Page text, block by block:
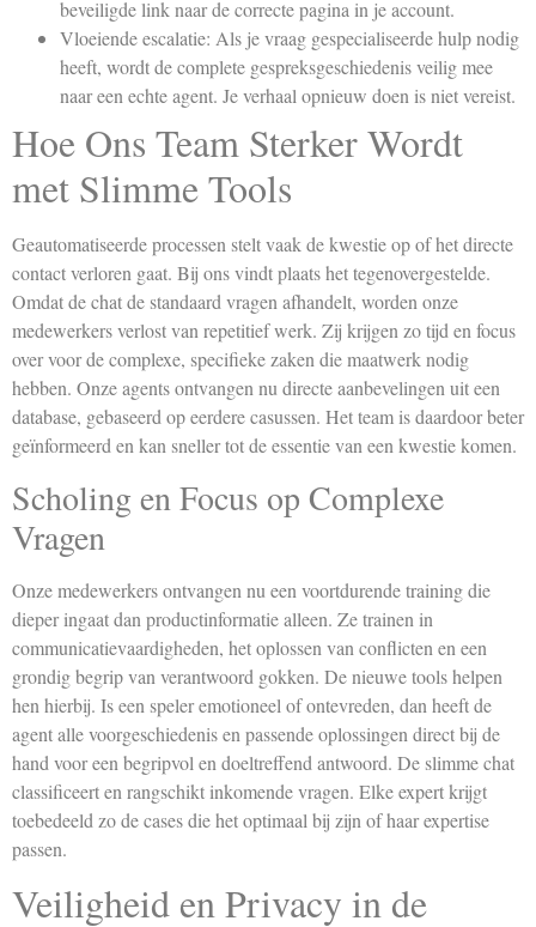
beveiligde link naar de correcte pagina in je account.
Vloeiende escalatie: Als je vraag gespecialiseerde hulp nodig
heeft, wordt de complete gespreksgeschiedenis veilig mee
naar een echte agent. Je verhaal opnieuw doen is niet vereist.
Hoe Ons Team Sterker Wordt
met Slimme Tools
Geautomatiseerde processen stelt vaak de kwestie op of het directe
contact verloren gaat. Bij ons vindt plaats het tegenovergestelde.
Omdat de chat de standaard vragen afhandelt, worden onze
medewerkers verlost van repetitief werk. Zij krijgen zo tijd en focus
over voor de complexe, specifieke zaken die maatwerk nodig
hebben. Onze agents ontvangen nu directe aanbevelingen uit een
database, gebaseerd op eerdere casussen. Het team is daardoor beter
geïnformeerd en kan sneller tot de essentie van een kwestie komen.
Scholing en Focus op Complexe
Vragen
Onze medewerkers ontvangen nu een voortdurende training die
dieper ingaat dan productinformatie alleen. Ze trainen in
communicatievaardigheden, het oplossen van conflicten en een
grondig begrip van verantwoord gokken. De nieuwe tools helpen
hen hierbij. Is een speler emotioneel of ontevreden, dan heeft de
agent alle voorgeschiedenis en passende oplossingen direct bij de
hand voor een begripvol en doeltreffend antwoord. De slimme chat
classificeert en rangschikt inkomende vragen. Elke expert krijgt
toebedeeld zo de cases die het optimaal bij zijn of haar expertise
passen.
Veiligheid en Privacy in de